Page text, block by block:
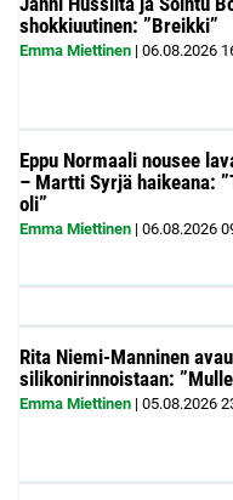
shokkiuutinen: ”Breikki”
Emma Miettinen | 06.08.2026
Eppu Normaali nousee
– Martti Syrjä haikeana:
oli”
Emma Miettinen | 06.08.2026
Rita Niemi-Manninen
silikonirinnoistaan:
Emma Miettinen | 05.08.2026